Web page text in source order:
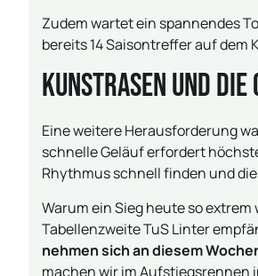
Zudem wartet ein spannendes
bereits 14 Saisontreffer auf dem
Kunstrasen und die
Eine weitere Herausforderung
schnelle Geläuf erfordert
Rhythmus schnell finden und
Warum ein Sieg heute so
Tabellenzweite TuS Linter
nehmen sich an diesem
machen wir im Aufstiegsrennen